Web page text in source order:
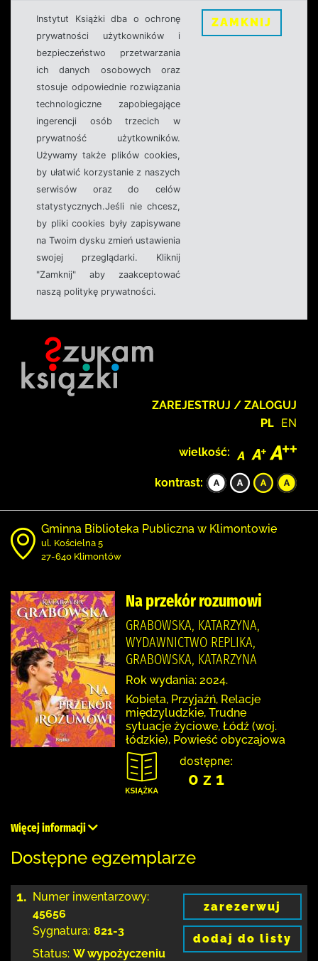
Instytut Książki dba o ochronę
prywatności użytkowników i
bezpieczeństwo przetwarzania
ich danych osobowych oraz
stosuje odpowiednie rozwiązania
technologiczne zapobiegające
ingerencji osób trzecich w
prywatność użytkowników.
Używamy także plików cookies,
by ułatwić korzystanie z naszych
serwisów oraz do celów
statystycznych.Jeśli nie chcesz,
by pliki cookies były zapisywane
na Twoim dysku zmień ustawienia
swojej przeglądarki. Kliknij
"Zamknij" aby zaakceptować
naszą politykę prywatności.
ZAMKNIJ
ZAREJESTRUJ / ZALOGUJ
PL EN
wielkość:
kontrast:
Gminna Biblioteka Publiczna w Klimontowie
ul. Kościelna 5
27-640 Klimontów
Na przekór rozumowi
GRABOWSKA, KATARZYNA,
WYDAWNICTWO REPLIKA,
GRABOWSKA, KATARZYNA
Rok wydania: 2024.
Kobieta, Przyjaźń, Relacje
międzyludzkie, Trudne
sytuacje życiowe, Łódź (woj.
łódzkie), Powieść obyczajowa
dostępne:
0 z 1
Więcej informacji
Dostępne egzemplarze
1. Numer inwentarzowy:
45656
Sygnatura: 821-3
Status: W wypożyczeniu
zarezerwuj
dodaj do listy